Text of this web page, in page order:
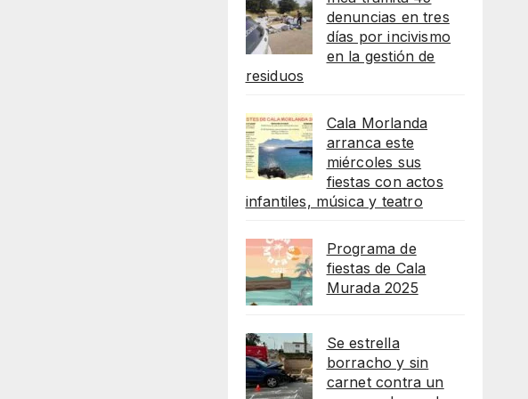
denuncias en tres
días por incivismo
en la gestión de
residuos
Cala Morlanda
arranca este
miércoles sus
fiestas con actos
infantiles, música y teatro
Programa de
fiestas de Cala
Murada 2025
Se estrella
borracho y sin
carnet contra un